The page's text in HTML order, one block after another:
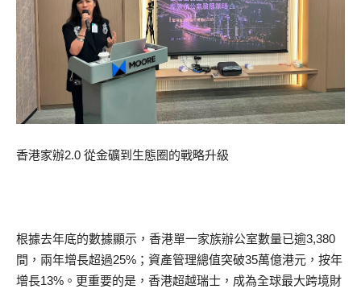
香港家辦2.0 從金礦到生態圈的戰略升級
根據去年底的數據顯示，香港單一家族辦公室數量已逾3,380
間，兩年增長超過25%；資產管理總值突破35萬億港元，按年
增長13%。更重要的是，香港超越瑞士，成為全球最大跨境財